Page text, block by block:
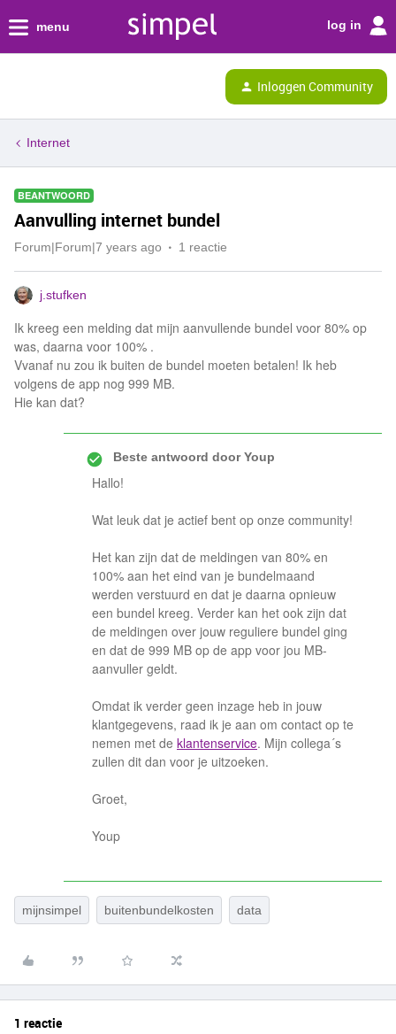
menu log in
Inloggen Community
Internet
BEANTWOORD
Aanvulling internet bundel
Forum|Forum|7 years ago 1 reactie
j.stufken
Ik kreeg een melding dat mijn aanvullende bundel voor 80% op
was, daarna voor 100% .
Vvanaf nu zou ik buiten de bundel moeten betalen! Ik heb
volgens de app nog 999 MB.
Hie kan dat?
Beste antwoord doorYoup
Hallo!
Wat leuk dat je actief bent op onze community!
Het kan zijn dat de meldingen van 80% en
100% aan het eind van je bundelmaand
werden verstuurd en dat je daarna opnieuw
een bundel kreeg. Verder kan het ook zijn dat
de meldingen over jouw reguliere bundel ging
en dat de 999 MB op de app voor jou MB-
aanvuller geldt.
Omdat ik verder geen inzage heb in jouw
klantgegevens, raad ik je aan om contact op te
nemen met de klantenservice. Mijn collega´s
zullen dit dan voor je uitzoeken.
Groet,
Youp
mijnsimpel buitenbundelkosten data
1 reactie